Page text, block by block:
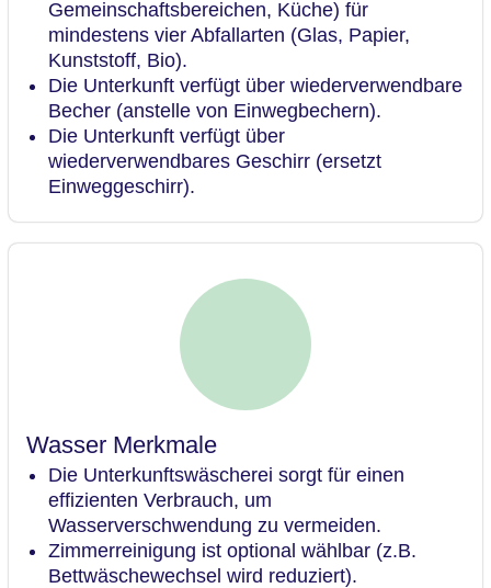
Gemeinschaftsbereichen, Küche) für
mindestens vier Abfallarten (Glas, Papier,
Kunststoff, Bio).
Die Unterkunft verfügt über wiederverwendbare
Becher (anstelle von Einwegbechern).
Die Unterkunft verfügt über
wiederverwendbares Geschirr (ersetzt
Einweggeschirr).
Wasser Merkmale
Die Unterkunftswäscherei sorgt für einen
effizienten Verbrauch, um
Wasserverschwendung zu vermeiden.
Zimmerreinigung ist optional wählbar (z.B.
Bettwäschewechsel wird reduziert).